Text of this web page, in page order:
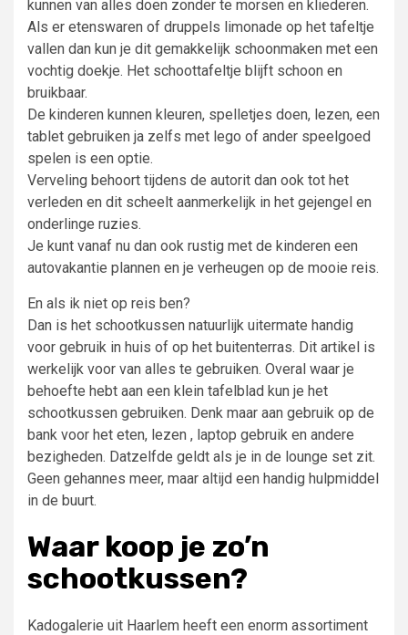
kunnen van alles doen zonder te morsen en kliederen.
Als er etenswaren of druppels limonade op het tafeltje
vallen dan kun je dit gemakkelijk schoonmaken met een
vochtig doekje. Het schoottafeltje blijft schoon en
bruikbaar.
De kinderen kunnen kleuren, spelletjes doen, lezen, een
tablet gebruiken ja zelfs met lego of ander speelgoed
spelen is een optie.
Verveling behoort tijdens de autorit dan ook tot het
verleden en dit scheelt aanmerkelijk in het gejengel en
onderlinge ruzies.
Je kunt vanaf nu dan ook rustig met de kinderen een
autovakantie plannen en je verheugen op de mooie reis.
En als ik niet op reis ben?
Dan is het schootkussen natuurlijk uitermate handig
voor gebruik in huis of op het buitenterras. Dit artikel is
werkelijk voor van alles te gebruiken. Overal waar je
behoefte hebt aan een klein tafelblad kun je het
schootkussen gebruiken. Denk maar aan gebruik op de
bank voor het eten, lezen , laptop gebruik en andere
bezigheden. Datzelfde geldt als je in de lounge set zit.
Geen gehannes meer, maar altijd een handig hulpmiddel
in de buurt.
Waar koop je zo’n
schootkussen?
Kadogalerie uit Haarlem heeft een enorm assortiment